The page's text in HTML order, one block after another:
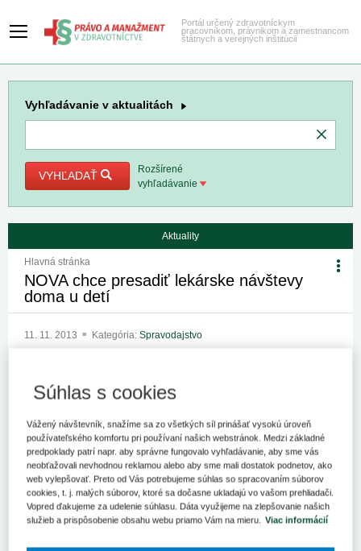
Portál určený zdravotníckym
pracovníkom, právnikom a zamestnancom
štátnych a verejných inštitúcií
Vyhľadávanie v aktualitách
VYHĽADAŤ
Rozšírené
vyhľadávanie
Aktuality
Hlavná stránka
NOVA chce presadiť lekárske návštevy
doma u detí
11. 11. 2013 Kategória: Spravodajstvo
ambulantnú zdravotnú starostlivosť v domácom prostredí.
BRATISLAVA 11. novembra (SITA) - Návštevy všeobecných
lekárov v domácom prostredí, kratšie čakanie na operácie či
jednoduchšie vybavovanie liečby v zahraničí. S takýmito návrhmi
prichádza strana Nová väčšina (NOVA) v prípade poskytovania
zdravotnej starostlivosti pre deti. Zmeny predkladá do parlamentu
v rámci návrhu novely zákona o rozsahu zdravotnej starostlivosti.
Ako predkladatelia konštatujú, keď má dieťa napríklad vysokú
Súhlas s cookies
Vážený návštevník, snažíme sa zo všetkých síl prinášať vysokú úroveň
používateľského komfortu pri používaní našich webstránok. Medzi základné
predpoklady patrí napr. aby správne fungovalo vyhľadávanie, aby sme vás
neobťažovali nevhodnou reklamou alebo aby sme mali dostatok podnetov, ako
web vylepšovať. Preto od Vás potrebujeme súhlas so spracovaním súborov
cookies, t. j. malých súborov, ktoré sa dočasne ukladajú vo vašom prehliadači.
Vopred ďakujeme za udelenie súhlasu. Dáta využijeme na zlepšovanie našich
služieb a prispôsobenie obsahu webu priamo Vám na mieru.
Viac informácií